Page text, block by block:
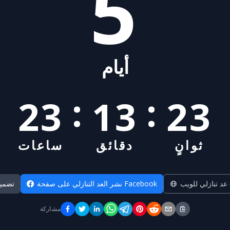
أيام
23
ساعات
: 13
دقائق
: 22
ثوانٍ
نشر العد التنازلي على صفحة Facebook عد تنازلي للويب
مشاركة